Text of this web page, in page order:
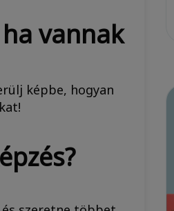
vannak
képbe, hogyan